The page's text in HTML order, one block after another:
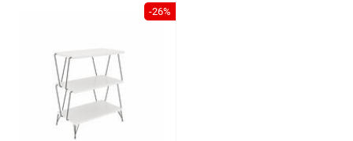
-26%